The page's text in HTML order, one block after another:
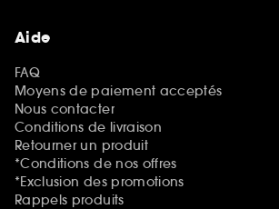
Aide
FAQ
Moyens de paiement acceptés
Nous contacter
Conditions de livraison
Retourner un produit
*Conditions de nos offres
*Exclusion des promotions
Rappels produits